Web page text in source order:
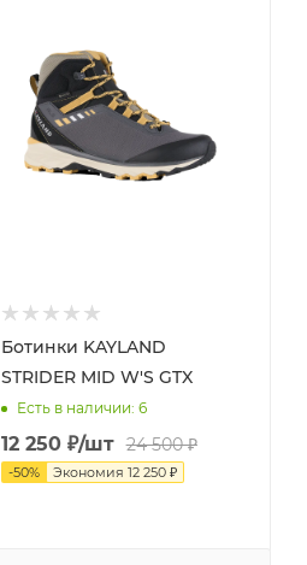
Ботинки KAYLAND
STRIDER MID W'S GTX
Есть в наличии: 6
12 250₽/шт 24 500₽
-50% Экономия 12 250₽